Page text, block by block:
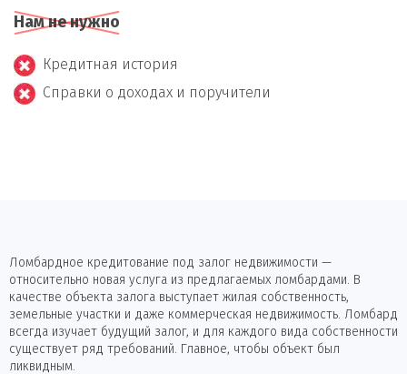
Нам не нужно
Кредитная история
Справки о доходах и поручители
Ломбардное кредитование под залог недвижимости —
относительно новая услуга из предлагаемых ломбардами. В
качестве объекта залога выступает жилая собственность,
земельные участки и даже коммерческая недвижимость. Ломбард
всегда изучает будущий залог, и для каждого вида собственности
существует ряд требований. Главное, чтобы объект был
ликвидным.